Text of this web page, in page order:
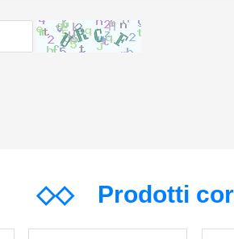
◇◇Prodotti